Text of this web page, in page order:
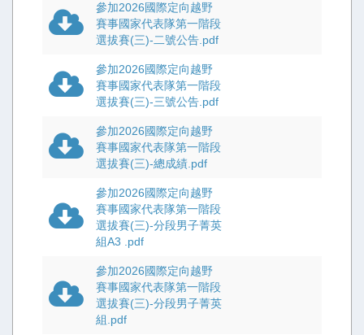
二、 競賽地點：員林自行車園區
三、 賽事中心：報到地點將於公告二號說明
上午09點至12點，活動流程將於公告二號說明。
五、 競賽地圖資訊：
(二) 地圖尺寸A4紙張規格。
捌、競賽賽程資訊：
一、比賽規則：採用國際定向越野總會(IOF)之最新定向越野規則。
二、各組賽程資訊：將於公告二號說明。
三、競賽形式：Sprint順點賽，同組間隔出發。
四、競賽限制時間：將於公告二號說明，競賽選手一旦超過比賽限制時間，成
績不列入排名。
五、檢查點說明表：將於公告二號說明。
六、電子打卡系統：本次賽事，使用SportIdent電子計時系統；使用
參加2026國際定向越野
賽事國家代表隊第一階段
選拔賽(三)-二號公告.pdf
參加2026國際定向越野
賽事國家代表隊第一階段
選拔賽(三)-三號公告.pdf
參加2026國際定向越野
賽事國家代表隊第一階段
選拔賽(三)-總成績.pdf
參加2026國際定向越野
賽事國家代表隊第一階段
選拔賽(三)-分段男子菁英
組A3 .pdf
參加2026國際定向越野
賽事國家代表隊第一階段
選拔賽(三)-分段男子菁英
組.pdf